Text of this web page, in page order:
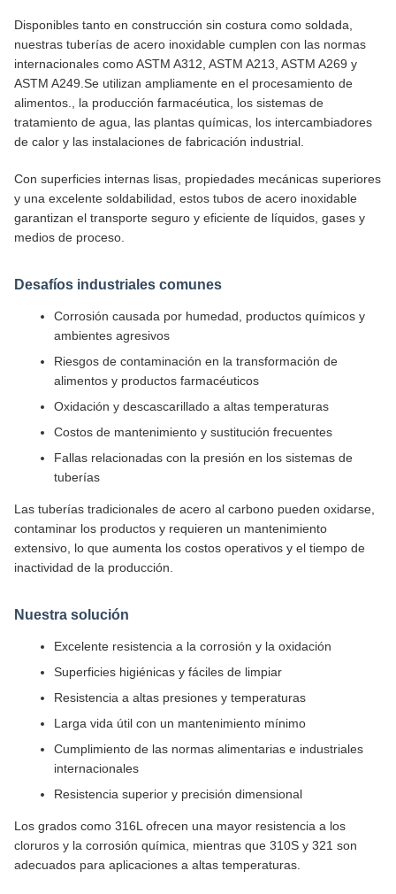
Disponibles tanto en construcción sin costura como soldada,
nuestras tuberías de acero inoxidable cumplen con las normas
internacionales como ASTM A312, ASTM A213, ASTM A269 y
ASTM A249.Se utilizan ampliamente en el procesamiento de
alimentos., la producción farmacéutica, los sistemas de
tratamiento de agua, las plantas químicas, los intercambiadores
de calor y las instalaciones de fabricación industrial.
Con superficies internas lisas, propiedades mecánicas superiores
y una excelente soldabilidad, estos tubos de acero inoxidable
garantizan el transporte seguro y eficiente de líquidos, gases y
medios de proceso.
Desafíos industriales comunes
Corrosión causada por humedad, productos químicos y
ambientes agresivos
Riesgos de contaminación en la transformación de
alimentos y productos farmacéuticos
Oxidación y descascarillado a altas temperaturas
Costos de mantenimiento y sustitución frecuentes
Fallas relacionadas con la presión en los sistemas de
tuberías
Las tuberías tradicionales de acero al carbono pueden oxidarse,
contaminar los productos y requieren un mantenimiento
extensivo, lo que aumenta los costos operativos y el tiempo de
inactividad de la producción.
Nuestra solución
Excelente resistencia a la corrosión y la oxidación
Superficies higiénicas y fáciles de limpiar
Resistencia a altas presiones y temperaturas
Larga vida útil con un mantenimiento mínimo
Cumplimiento de las normas alimentarias e industriales
internacionales
Resistencia superior y precisión dimensional
Los grados como 316L ofrecen una mayor resistencia a los
cloruros y la corrosión química, mientras que 310S y 321 son
adecuados para aplicaciones a altas temperaturas.